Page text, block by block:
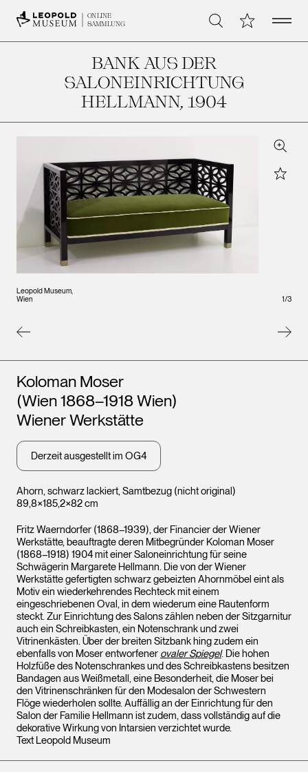
ONLINE
SAMMLUNG
Suche Meine Open
BANK AUS DER
SALONEINRICHTUNG
HELLMANN, 1904
Leopold Museum,
Wien
Wien
Zoom
Star
1/3
Ahorn, schwarz lackiert, Samtbezug (nicht original)
89,8×185,2×82 cm
Künstler*innen
Koloman Moser
(Wien 1868–1918 Wien)
Wiener Werkstätte
Derzeit ausgestellt im OG4
Fritz Waerndorfer (1868–1939), der Financier der Wiener
Werkstätte, beauftragte deren Mitbegründer Koloman Moser
(1868–1918) 1904 mit einer Saloneinrichtung für seine
Schwägerin Margarete Hellmann. Die von der Wiener
Werkstätte gefertigten schwarz gebeizten Ahornmöbel eint als
Motiv ein wiederkehrendes Rechteck mit einem
eingeschriebenen Oval, in dem wiederum eine Rautenform
steckt. Zur Einrichtung des Salons zählen neben der Sitzgarnitur
auch ein Schreibkasten, ein Notenschrank und zwei
Vitrinenkästen. Über der breiten Sitzbank hing zudem ein
ebenfalls von Moser entworfener ovaler Spiegel. Die hohen
Holzfüße des Notenschrankes und des Schreibkastens besitzen
Bandagen aus Weißmetall, eine Besonderheit, die Moser bei
den Vitrinenschränken für den Modesalon der Schwestern
Flöge wiederholen sollte. Auffällig an der Einrichtung für den
Salon der Familie Hellmann ist zudem, dass vollständig auf die
dekorative Wirkung von Intarsien verzichtet wurde.
Text Leopold Museum